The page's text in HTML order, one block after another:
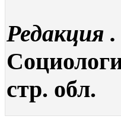
Редакция .
стр. обл.